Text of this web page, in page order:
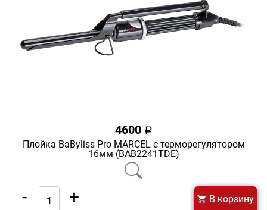
4600 a
Плойка BaByliss Pro MARCEL с терморегулятором
16мм (BAB2241TDE)
- + В корзину